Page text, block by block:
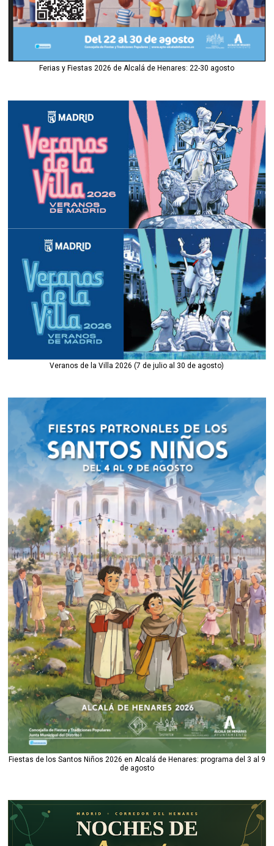
Ferias y Fiestas 2026 de Alcalá de Henares: 22-30 agosto
Veranos de la Villa 2026 (7 de julio al 30 de agosto)
Fiestas de los Santos Niños 2026 en Alcalá de Henares: programa del 3 al 9
de agosto